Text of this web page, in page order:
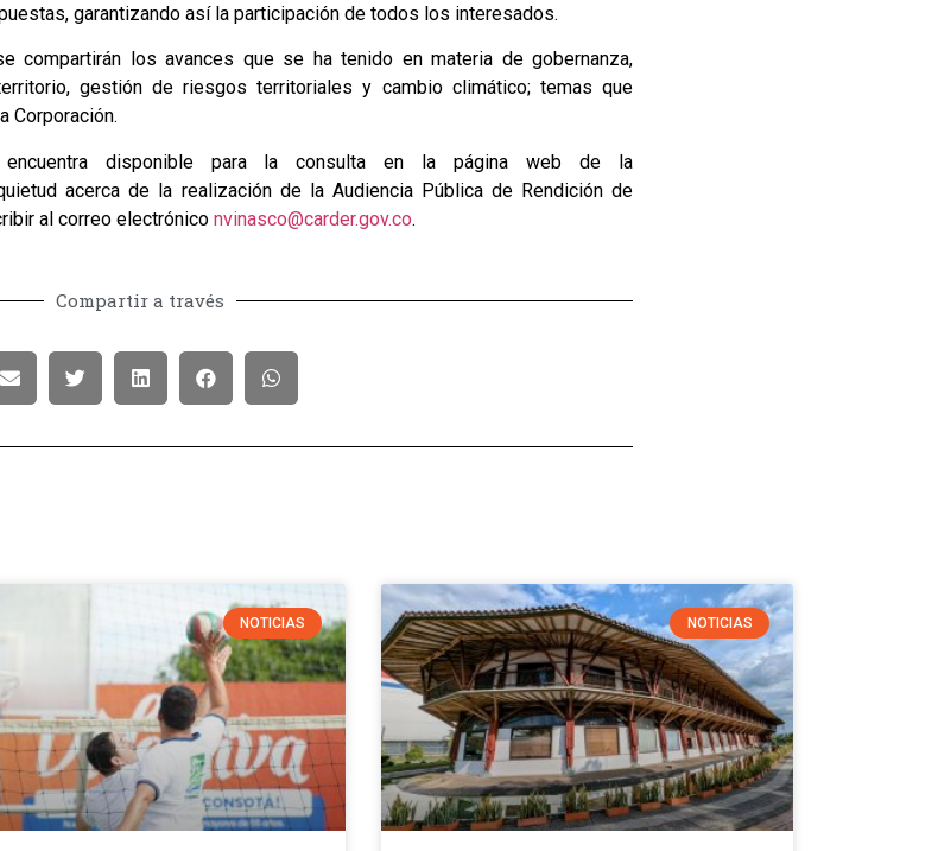
garantizando así la participación de todos los interesados.
compartirán los avances que se ha tenido en materia de gobernanza,
gestión de riesgos territoriales y cambio climático; temas que
Corporación.
disponible para la consulta en la página web de la
acerca de la realización de la Audiencia Pública de Rendición de
al correo electrónico nvinasco@carder.gov.co.
Compartir a través
NOTICIAS NOTICIAS